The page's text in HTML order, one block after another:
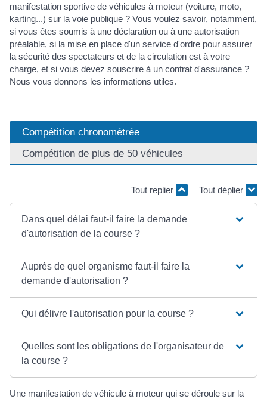
manifestation sportive de véhicules à moteur (voiture, moto,
karting...) sur la voie publique ? Vous voulez savoir, notamment,
si vous êtes soumis à une déclaration ou à une autorisation
préalable, si la mise en place d'un service d'ordre pour assurer
la sécurité des spectateurs et de la circulation est à votre
charge, et si vous devez souscrire à un contrat d'assurance ?
Nous vous donnons les informations utiles.
Compétition chronométrée
Compétition de plus de 50 véhicules
Tout replier Tout déplier
Dans quel délai faut-il faire la demande
d'autorisation de la course ?
Auprès de quel organisme faut-il faire la
demande d'autorisation ?
Qui délivre l'autorisation pour la course ?
Quelles sont les obligations de l'organisateur de
la course ?
Une manifestation de véhicule à moteur qui se déroule sur la